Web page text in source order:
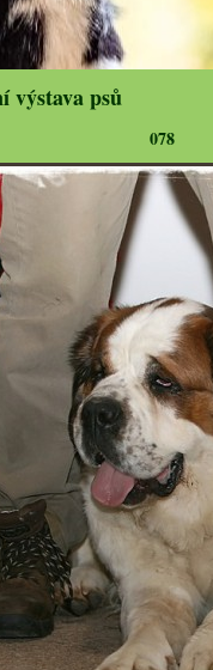
výstava psů
078